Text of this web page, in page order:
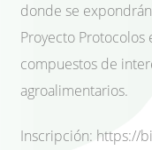
donde se
Proyecto
compuestos de
agroalimentarios.
Inscripción: https://